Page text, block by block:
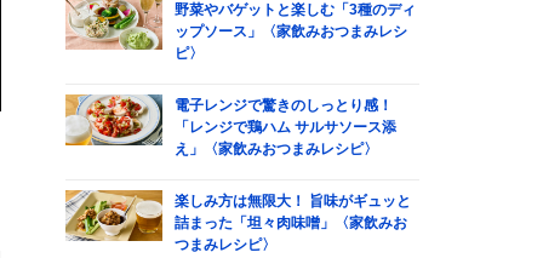
野菜やバゲットと楽しむ「3種のディ
ップソース」〈家飲みおつまみレシ
ピ〉
電子レンジで驚きのしっとり感！
「レンジで鶏ハム サルサソース添
え」〈家飲みおつまみレシピ〉
楽しみ方は無限大！ 旨味がギュッと
詰まった「坦々肉味噌」〈家飲みお
つまみレシピ〉